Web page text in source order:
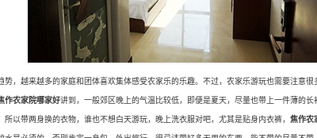
，越来越多的家庭和团体喜欢集体感受农家乐的乐趣。不过，农家乐游玩也需要注意
作农家院哪家好讲到，一般郊区晚上的气温比较低，即便是夏天，尽量也带上一件薄的
以带两身换的衣物，谁也不想白天游玩，晚上洗衣服对吧，尤其是贴身内衣裤， 焦作农